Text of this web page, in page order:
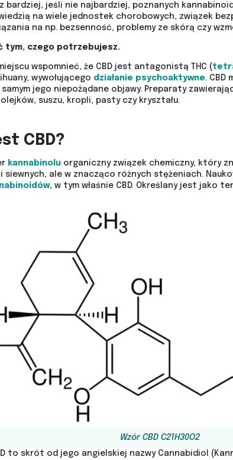
bardziej, jeśli nie najbardziej, poznanych
na wiele jednostek chorobowych, związek
na np. bezsenność, problemy ze skórą czy
tym, czego potrzebujesz.
wspomnieć, że CBD jest antagonistą THC (
wywołującego działanie psychoaktywne. CBD
jego niepożądane objawy. Preparaty
suszu, kropli, pasty czy kryształu.
CBD?
kannabinoluorganiczny związek chemiczny, który
siewnych, ale w znacząco różnych stężeniach.
, w tym właśnie CBD. Określany jest jako
Wzór CBD C21H30O2
to skrót od jego angielskiej nazwy Cannabidiol